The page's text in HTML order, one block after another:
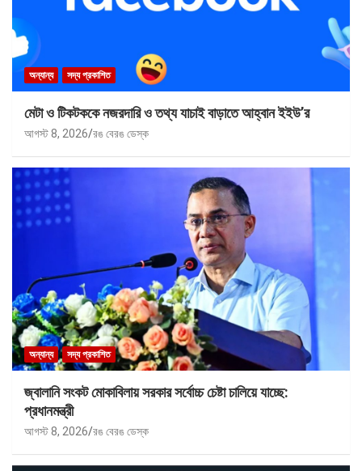
অন্যান্য সদ্য প্রকাশিত
মেটা ও টিকটককে নজরদারি ও তথ্য যাচাই বাড়াতে আহ্বান ইইউ’র
আগস্ট 8, 2026 রঙ বেরঙ ডেস্ক
অন্যান্য সদ্য প্রকাশিত
জ্বালানি সংকট মোকাবিলায় সরকার সর্বোচ্চ চেষ্টা চালিয়ে যাচ্ছে:
প্রধানমন্ত্রী
আগস্ট 8, 2026 রঙ বেরঙ ডেস্ক